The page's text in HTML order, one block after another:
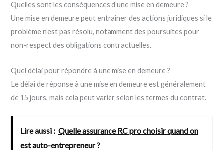
Quelles sont les conséquences d’une mise en demeure ?
Une mise en demeure peut entraîner des actions juridiques si le
problème n’est pas résolu, notamment des poursuites pour
non-respect des obligations contractuelles.
Quel délai pour répondre à une mise en demeure ?
Le délai de réponse à une mise en demeure est généralement
de 15 jours, mais cela peut varier selon les termes du contrat.
Lire aussi : Quelle assurance RC pro choisir quand on
est auto-entrepreneur ?